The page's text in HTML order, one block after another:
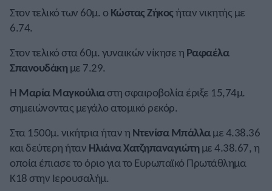
Στον τελικό των 60μ. ο Κώστας Ζήκοςήταν νικητής με
6.74.
Στον τελικό στα 60μ. γυναικών νίκησε η Ραφαέλα
Σπανουδάκημε 7.29.
Η Μαρία Μαγκούλιαστη σφαιροβολία έριξε 15,74μ.
σημειώνοντας μεγάλο ατομικό ρεκόρ.
Στα 1500μ. νικήτρια ήταν η Ντενίσα Μπάλλαμε 4.38.36
και δεύτερη ήταν Ηλιάνα Χατζηπαναγιώτημε 4.38.67, η
οποία έπιασε το όριο για το Ευρωπαϊκό Πρωτάθλημα
Κ18 στην Ιερουσαλήμ.